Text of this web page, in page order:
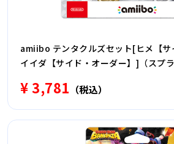
amiibo テンタクルズセット[ヒメ【サ
イイダ【サイド・オーダー】]（スプ
¥ 3,781 （税込）